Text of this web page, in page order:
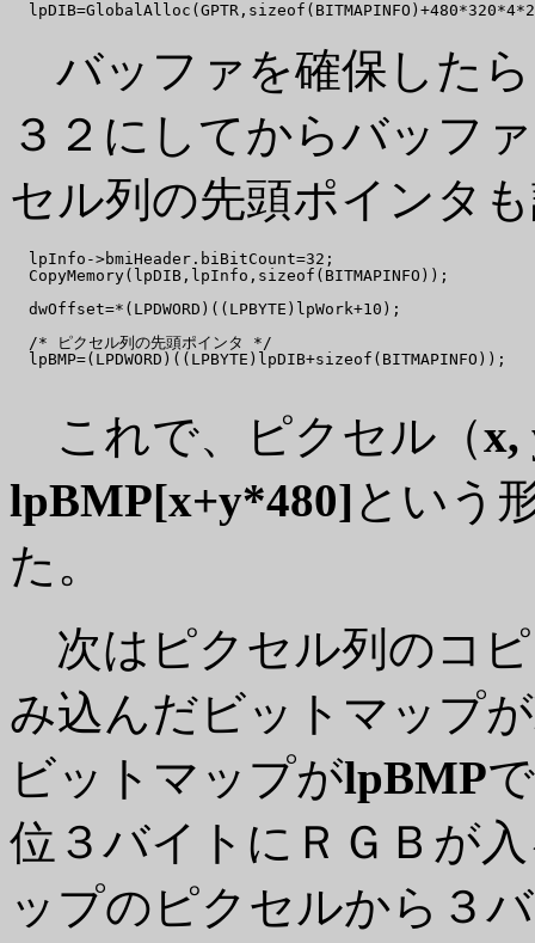
バッファを確保した
３２にしてからバッフ
セル列の先頭ポインタ
  lpInfo->bmiHeader.biBitCount=32;
  CopyMemory(lpDIB,lpInfo,sizeof(BITMAPINFO));
  dwOffset=*(LPDWORD)((LPBYTE)lpWork+10);
  /* ピクセル列の先頭ポインタ */
  lpBMP=(LPDWORD)((LPBYTE)lpDIB+sizeof(BITMAPINFO));
これで、ピクセル（x,
lpBMP[x+y*480] という
た。
次はピクセル列のコ
み込んだビットマップが
ビットマップがlpBMP
位３バイトにＲＧＢが
ップのピクセルから３